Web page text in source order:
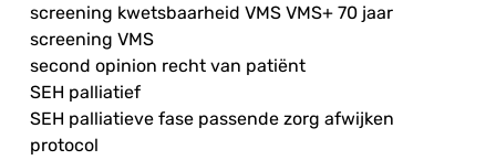
screening kwetsbaarheid VMS VMS+ 70 jaar
screening VMS
second opinion recht van patiënt
SEH palliatief
SEH palliatieve fase passende zorg afwijken
protocol